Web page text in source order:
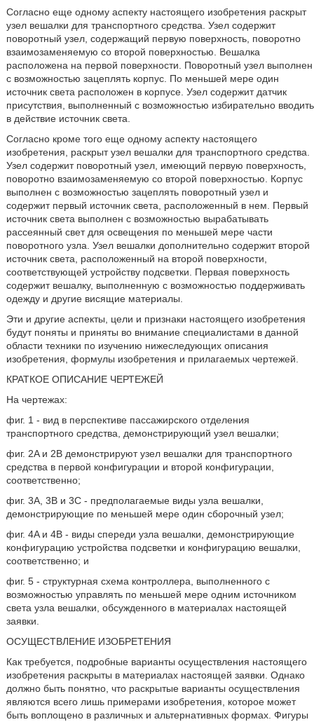
Согласно еще одному аспекту настоящего изобретения раскрыт
узел вешалки для транспортного средства. Узел содержит
поворотный узел, содержащий первую поверхность, поворотно
взаимозаменяемую со второй поверхностью. Вешалка
расположена на первой поверхности. Поворотный узел выполнен
с возможностью зацеплять корпус. По меньшей мере один
источник света расположен в корпусе. Узел содержит датчик
присутствия, выполненный с возможностью избирательно вводить
в действие источник света.
Согласно кроме того еще одному аспекту настоящего
изобретения, раскрыт узел вешалки для транспортного средства.
Узел содержит поворотный узел, имеющий первую поверхность,
поворотно взаимозаменяемую со второй поверхностью. Корпус
выполнен с возможностью зацеплять поворотный узел и
содержит первый источник света, расположенный в нем. Первый
источник света выполнен с возможностью вырабатывать
рассеянный свет для освещения по меньшей мере части
поворотного узла. Узел вешалки дополнительно содержит второй
источник света, расположенный на второй поверхности,
соответствующей устройству подсветки. Первая поверхность
содержит вешалку, выполненную с возможностью поддерживать
одежду и другие висящие материалы.
Эти и другие аспекты, цели и признаки настоящего изобретения
будут поняты и приняты во внимание специалистами в данной
области техники по изучению нижеследующих описания
изобретения, формулы изобретения и прилагаемых чертежей.
КРАТКОЕ ОПИСАНИЕ ЧЕРТЕЖЕЙ
На чертежах:
фиг. 1 - вид в перспективе пассажирского отделения
транспортного средства, демонстрирующий узел вешалки;
фиг. 2A и 2B демонстрируют узел вешалки для транспортного
средства в первой конфигурации и второй конфигурации,
соответственно;
фиг. 3A, 3B и 3C - предполагаемые виды узла вешалки,
демонстрирующие по меньшей мере один сборочный узел;
фиг. 4A и 4B - виды спереди узла вешалки, демонстрирующие
конфигурацию устройства подсветки и конфигурацию вешалки,
соответственно; и
фиг. 5 - структурная схема контроллера, выполненного с
возможностью управлять по меньшей мере одним источником
света узла вешалки, обсужденного в материалах настоящей
заявки.
ОСУЩЕСТВЛЕНИЕ ИЗОБРЕТЕНИЯ
Как требуется, подробные варианты осуществления настоящего
изобретения раскрыты в материалах настоящей заявки. Однако
должно быть понятно, что раскрытые варианты осуществления
являются всего лишь примерами изобретения, которое может
быть воплощено в различных и альтернативных формах. Фигуры